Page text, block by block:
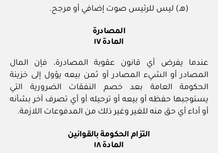
(هـ) ليس للرئيس صوت إضافي أو مرجح.
المصادرة
المادة ١٧
عندما يفرض أي قانون عقوبة المصادرة، فإن المال
المصادر أو الشيء المصادر أو ثمن بيعه يؤول إلى خزينة
الحكومة العامة بعد خصم النفقات الضرورية التي
يستوجبها حفظه أو بيعه أو ترحيله أو أي تصرف آخر بشأنه
أو أداء أي حق منه للغير وغير ذلك من المدفوعات اللازمة.
التزام الحكومة بالقوانين
المادة ١٨